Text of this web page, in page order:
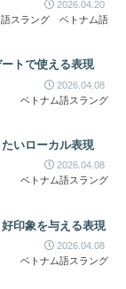
2026.04.20
スラング ベトナム語
トで使える表現
2026.04.08
ベトナム語スラング
いローカル表現
2026.04.08
ベトナム語スラング
印象を与える表現
2026.04.08
ベトナム語スラング